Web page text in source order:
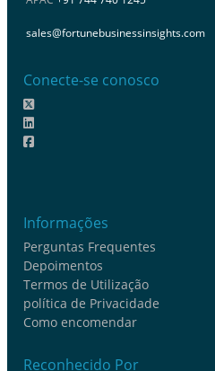
sales@fortunebusinessinsights.com
Conecte-se conosco
Informações
Perguntas Frequentes
Depoimentos
Termos de Utilização
política de Privacidade
Como encomendar
Reconhecido Por